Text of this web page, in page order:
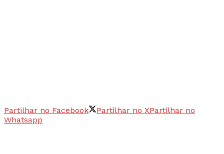
Partilhar no Facebook Partilhar no XPartilhar no
Whatsapp